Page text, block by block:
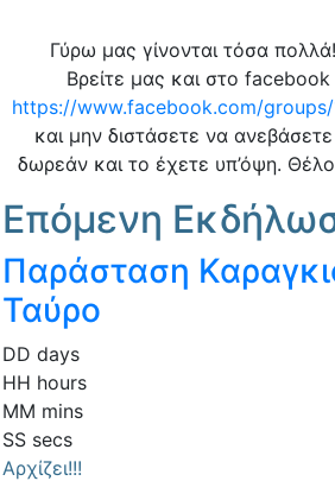
Γύρω μας γίνονται τόσα
Βρείτε μας και στο facebook
https://www.facebook.com/
και μην διστάσετε να ανεβάσετε
δωρεάν και το έχετε υπ’όψη.
Επόμενη
Παράσταση
Ταύρο
DD days
HH hours
MM mins
SS secs
Αρχίζει!!!